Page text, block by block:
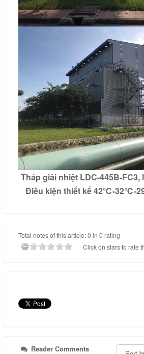
Tháp giải nhiệt LDC-445B-FC3,
Điều kiện thiết kế 42℃-32℃-
Total notes of this article: 0 in 0 rating
Click on stars to rate
Reader Comments